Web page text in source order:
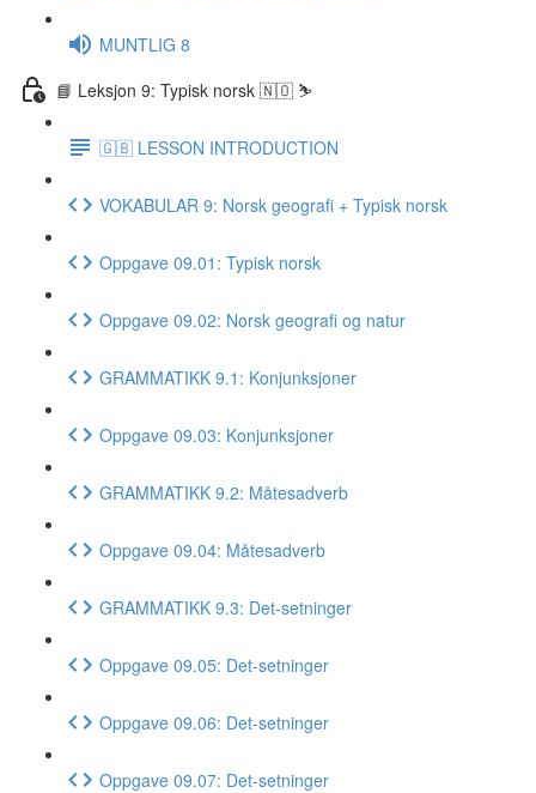
MUNTLIG 8
📘 Leksjon 9: Typisk norsk 🇳🇴 ⛷
🇬🇧 LESSON INTRODUCTION
VOKABULAR 9: Norsk geografi + Typisk norsk
Oppgave 09.01: Typisk norsk
Oppgave 09.02: Norsk geografi og natur
GRAMMATIKK 9.1: Konjunksjoner
Oppgave 09.03: Konjunksjoner
GRAMMATIKK 9.2: Måtesadverb
Oppgave 09.04: Måtesadverb
GRAMMATIKK 9.3: Det-setninger
Oppgave 09.05: Det-setninger
Oppgave 09.06: Det-setninger
Oppgave 09.07: Det-setninger